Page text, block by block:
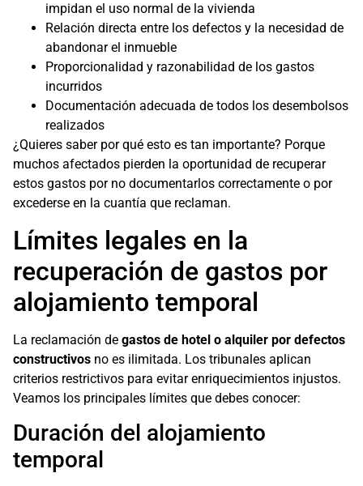
impidan el uso normal de la vivienda
Relación directa entre los defectos y la necesidad de
abandonar el inmueble
Proporcionalidad y razonabilidad de los gastos
incurridos
Documentación adecuada de todos los desembolsos
realizados
¿Quieres saber por qué esto es tan importante? Porque
muchos afectados pierden la oportunidad de recuperar
estos gastos por no documentarlos correctamente o por
excederse en la cuantía que reclaman.
Límites legales en la
recuperación de gastos por
alojamiento temporal
La reclamación de gastos de hotel o alquiler por defectos
constructivos no es ilimitada. Los tribunales aplican
criterios restrictivos para evitar enriquecimientos injustos.
Veamos los principales límites que debes conocer:
Duración del alojamiento
temporal